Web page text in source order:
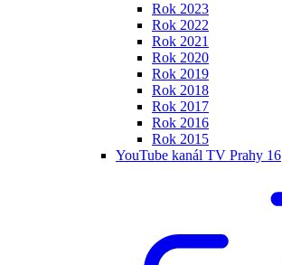
Rok 2023
Rok 2022
Rok 2021
Rok 2020
Rok 2019
Rok 2018
Rok 2017
Rok 2016
Rok 2015
YouTube kanál TV Prahy 16